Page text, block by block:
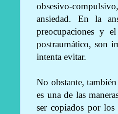
obsesivo-
ansiedad. En la
preocupaciones y
postraumático, son
intenta evitar.
No obstante,
es una de las
ser copiados por